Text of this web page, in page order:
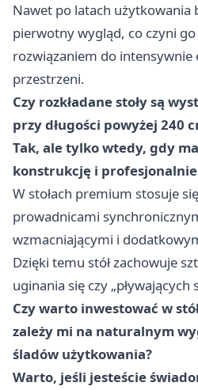
Nawet po latach użytkowania
pierwotny wygląd, co czyni
rozwiązaniem do intensywnie
przestrzeni.
Czy rozkładane stoły są
przy długości powyżej 240
Tak, ale tylko wtedy, gdy
konstrukcję i
W stołach premium stosuje
prowadnicami
wzmacniającymi i
Dzięki temu stół zachowuje
uginania się czy „pływających
Czy warto inwestować w
zależy mi na naturalnym
śladów użytkowania?
Warto, jeśli jesteście